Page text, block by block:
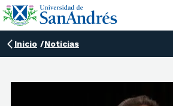
Inicio /Noticias